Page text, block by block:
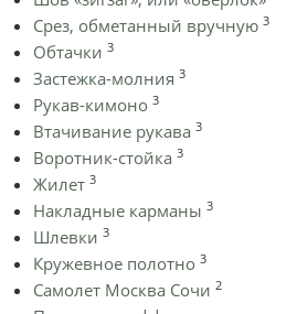
Срез, обметанный вручную 3
Обтачки 3
Застежка-молния 3
Рукав-кимоно 3
Втачивание рукава 3
Воротник-стойка 3
Жилет 3
Накладные карманы 3
Шлевки 3
Кружевное полотно 3
Самолет Москва Сочи 2